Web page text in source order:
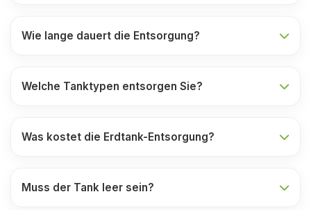
Wie lange dauert die Entsorgung?
Welche Tanktypen entsorgen Sie?
Was kostet die Erdtank-Entsorgung?
Muss der Tank leer sein?